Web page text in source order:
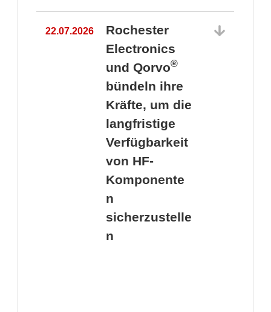
22.07.2026
Rochester
Electronics
und Qorvo®
bündeln ihre
Kräfte, um die
langfristige
Verfügbarkeit
von HF-
Komponente
n
sicherzustelle
n